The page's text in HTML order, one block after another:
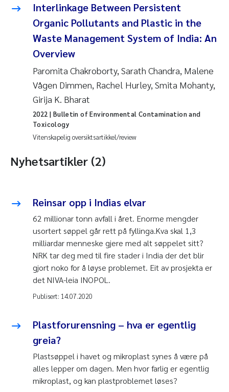
Interlinkage Between Persistent
Organic Pollutants and Plastic in the
Waste Management System of India: An
Overview
Paromita Chakroborty, Sarath Chandra, Malene
Vågen Dimmen, Rachel Hurley, Smita Mohanty,
Girija K. Bharat
Vitenskapelig oversiktsartikkel/review
2022 | Bulletin of Environmental Contamination and
Toxicology
Nyhetsartikler (2)
Reinsar opp i Indias elvar
62 millionar tonn avfall i året. Enorme mengder
usortert søppel går rett på fyllinga.Kva skal 1,3
milliardar menneske gjere med alt søppelet sitt?
NRK tar deg med til fire stader i India der det blir
gjort noko for å løyse problemet. Eit av prosjekta er
det NIVA-leia INOPOL.
Publisert: 14.07.2020
Plastforurensning – hva er egentlig
greia?
Plastsøppel i havet og mikroplast synes å være på
alles lepper om dagen. Men hvor farlig er egentlig
mikroplast, og kan plastproblemet løses?